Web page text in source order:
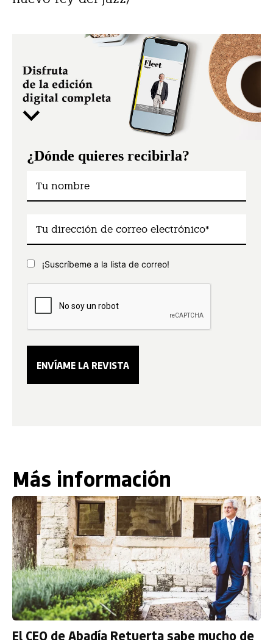
¿Dónde quieres recibirla?
¡Suscríbeme a la lista de correo!
Más información
El CEO de Abadía Retuerta sabe mucho de